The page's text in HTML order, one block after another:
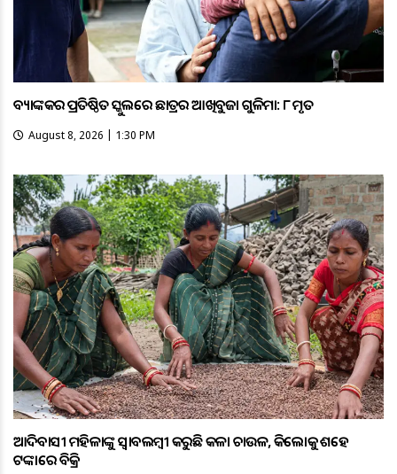
ବ୍ୟାଙ୍କକର ପ୍ରତିଷ୍ଠିତ ସ୍କୁଲରେ ଛାତ୍ରର ଆଖିବୁଜା ଗୁଳିମାଡ଼: ୮ ମୃତ
August 8, 2026 | 1:30 PM
ଆଦିବାସୀ ମହିଳାଙ୍କୁ ସ୍ଵାବଲମ୍ଵୀ କରୁଛି କଳା ଚାଉଳ, କିଲୋକୁ ଶହେ
ଟଙ୍କାରେ ବିକ୍ରି